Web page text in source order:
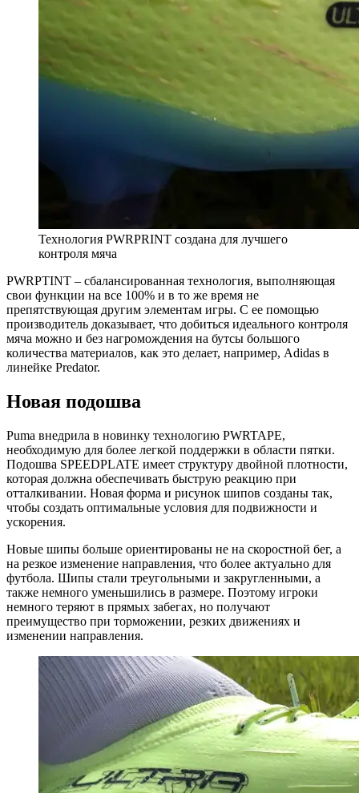
Технология PWRPRINT создана для лучшего
контроля мяча
PWRPTINT – сбалансированная технология, выполняющая
свои функции на все 100% и в то же время не
препятствующая другим элементам игры. С ее помощью
производитель доказывает, что добиться идеального контроля
мяча можно и без нагромождения на бутсы большого
количества материалов, как это делает, например, Adidas в
линейке Predator.
Новая подошва
Puma внедрила в новинку технологию PWRTAPE,
необходимую для более легкой поддержки в области пятки.
Подошва SPEEDPLATE имеет структуру двойной плотности,
которая должна обеспечивать быструю реакцию при
отталкивании. Новая форма и рисунок шипов созданы так,
чтобы создать оптимальные условия для подвижности и
ускорения.
Новые шипы больше ориентированы не на скоростной бег, а
на резкое изменение направления, что более актуально для
футбола. Шипы стали треугольными и закругленными, а
также немного уменьшились в размере. Поэтому игроки
немного теряют в прямых забегах, но получают
преимущество при торможении, резких движениях и
изменении направления.